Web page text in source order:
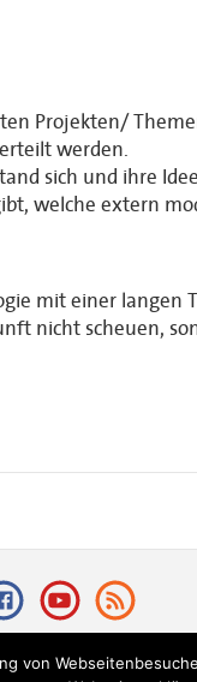
Projekten/
werden.
sich und ihre
welche extern
mit einer langen
nicht scheuen,
von